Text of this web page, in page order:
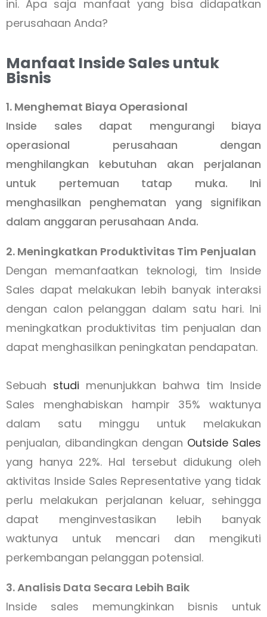
ini. Apa saja manfaat yang bisa didapatkan
perusahaan Anda?
Manfaat Inside Sales untuk
Bisnis
1. Menghemat Biaya Operasional
Inside sales dapat mengurangi biaya
operasional perusahaan dengan
menghilangkan kebutuhan akan perjalanan
untuk pertemuan tatap muka. Ini
menghasilkan penghematan yang signifikan
dalam anggaran perusahaan Anda.
2. Meningkatkan Produktivitas Tim Penjualan
Dengan memanfaatkan teknologi, tim Inside
Sales dapat melakukan lebih banyak interaksi
dengan calon pelanggan dalam satu hari. Ini
meningkatkan produktivitas tim penjualan dan
dapat menghasilkan peningkatan pendapatan.
Sebuah studi menunjukkan bahwa tim Inside
Sales menghabiskan hampir 35% waktunya
dalam satu minggu untuk melakukan
penjualan, dibandingkan dengan Outside Sales
yang hanya 22%. Hal tersebut didukung oleh
aktivitas Inside Sales Representative yang tidak
perlu melakukan perjalanan keluar, sehingga
dapat menginvestasikan lebih banyak
waktunya untuk mencari dan mengikuti
perkembangan pelanggan potensial.
3. Analisis Data Secara Lebih Baik
Inside sales memungkinkan bisnis untuk